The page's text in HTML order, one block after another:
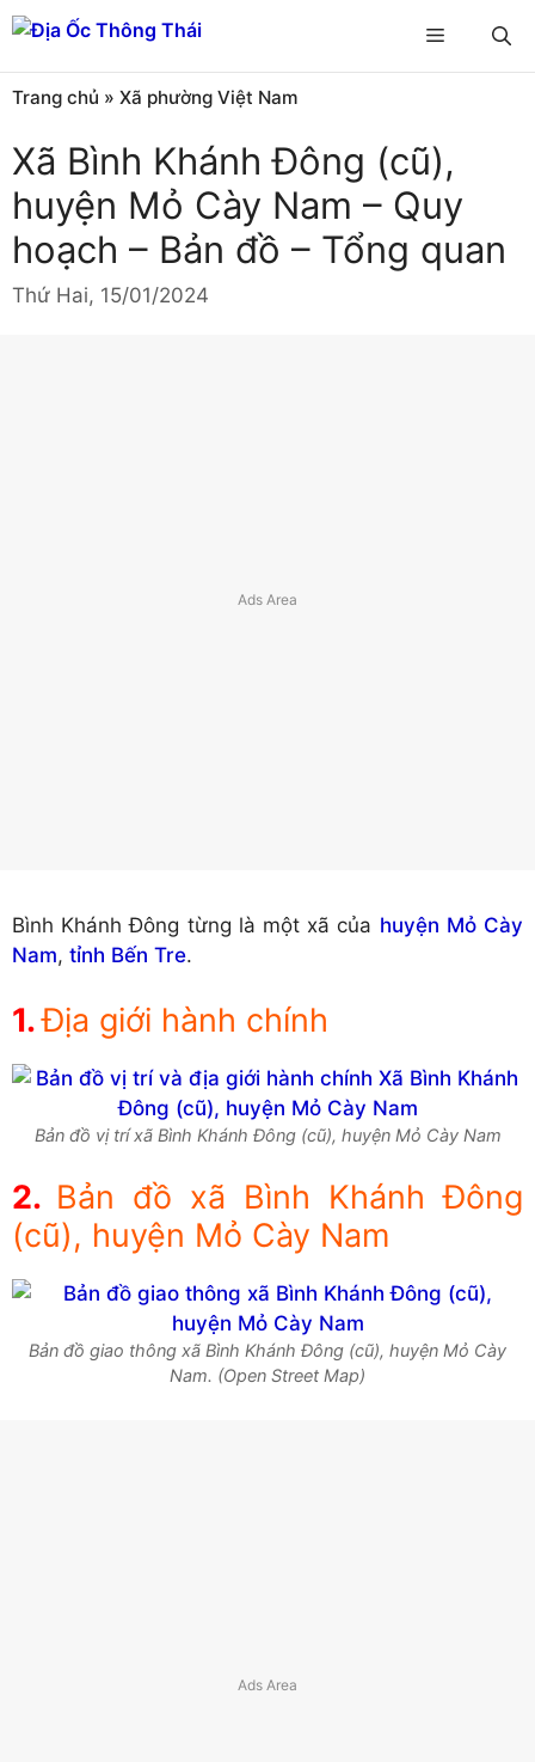
Chuyển
đến
nội
dung
Menu
Trang chủ » Xã phường Việt Nam
Xã Bình Khánh Đông (cũ),
huyện Mỏ Cày Nam – Quy
hoạch – Bản đồ – Tổng quan
Thứ Hai, 15/01/2024
Bình Khánh Đông từng là một xã của huyện Mỏ Cày
Nam, tỉnh Bến Tre.
Địa giới hành chính
Bản đồ vị trí xã Bình Khánh Đông (cũ), huyện Mỏ Cày Nam
Bản đồ xã Bình Khánh Đông
(cũ), huyện Mỏ Cày Nam
Bản đồ giao thông xã Bình Khánh Đông (cũ), huyện Mỏ Cày
Nam. (Open Street Map)